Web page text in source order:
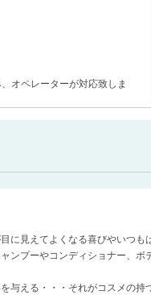
オペレーターが対応致しま
に見えてよくなる喜びやいつも
ンプーやコンディショナー、ボ
与える・・・それがコスメの持